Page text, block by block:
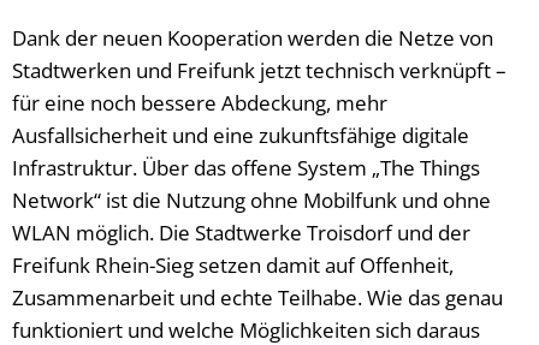
Dank der neuen Kooperation werden die Netze von
Stadtwerken und Freifunk jetzt technisch verknüpft –
für eine noch bessere Abdeckung, mehr
Ausfallsicherheit und eine zukunftsfähige digitale
Infrastruktur. Über das offene System „The Things
Network“ ist die Nutzung ohne Mobilfunk und ohne
WLAN möglich. Die Stadtwerke Troisdorf und der
Freifunk Rhein-Sieg setzen damit auf Offenheit,
Zusammenarbeit und echte Teilhabe. Wie das genau
funktioniert und welche Möglichkeiten sich daraus